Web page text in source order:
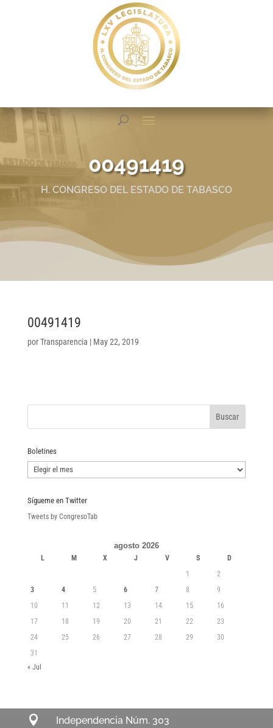
00491419
H. CONGRESO DEL ESTADO DE TABASCO
00491419
porTransparencia | May 22, 2019
Boletines
Boletines
Sígueme en Twitter
Tweets by CongresoTab
agosto 2026
L M X J V S
D
1
2
3
4 5 6 7 8
9
10
11 12 13 14 15
16
17
18 19 20 21 22
23
24
25 26 27 28 29
30
31
« Jul

Independencia Núm. 303